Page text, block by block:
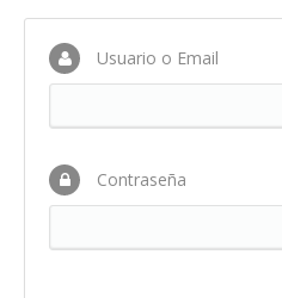
Usuario o Email
Contraseña